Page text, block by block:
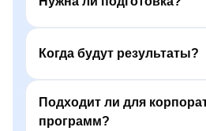
Когда будут результаты?
Подходит ли для
программ?